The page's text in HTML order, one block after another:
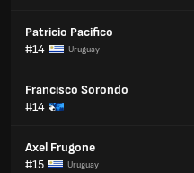
Patricio Pacifico
#14
Uruguay
Francisco Sorondo
#14
Axel Frugone
#15
Uruguay